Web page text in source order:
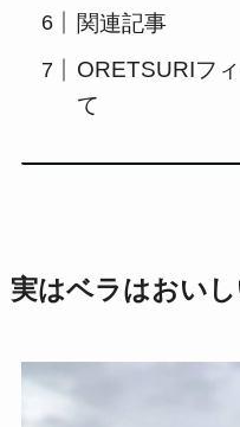
関連記事
ORETSURIフ
て
実はベラはおい